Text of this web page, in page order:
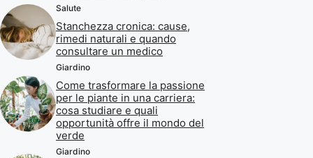
Salute
Stanchezza cronica: cause,
rimedi naturali e quando
consultare un medico
Giardino
Come trasformare la passione
per le piante in una carriera:
cosa studiare e quali
opportunità offre il mondo del
verde
Giardino